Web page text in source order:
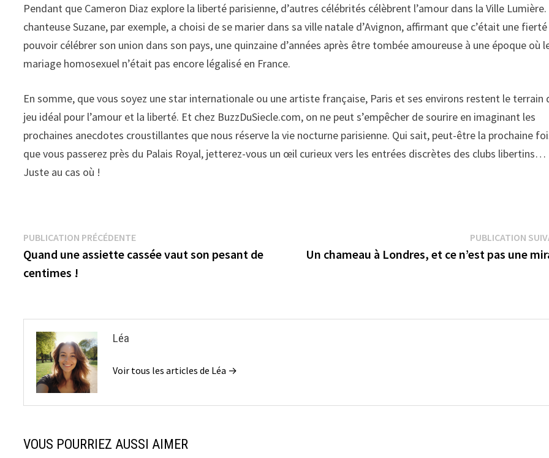
Pendant que Cameron Diaz explore la liberté parisienne, d’autres célébrités célèbrent l’amour dans la Ville Lumière.
chanteuse Suzane, par exemple, a choisi de se marier dans sa ville natale d’Avignon, affirmant que c’était une
pouvoir célébrer son union dans son pays, une quinzaine d’années après être tombée amoureuse à une époque où
mariage homosexuel n’était pas encore légalisé en France.
En somme, que vous soyez une star internationale ou une artiste française, Paris et ses environs restent le terrain
jeu idéal pour l’amour et la liberté. Et chez BuzzDuSiecle.com, on ne peut s’empêcher de sourire en imaginant les
prochaines anecdotes croustillantes que nous réserve la vie nocturne parisienne. Qui sait, peut-être la prochaine
que vous passerez près du Palais Royal, jetterez-vous un œil curieux vers les entrées discrètes des clubs libertins…
Juste au cas où !
Navigation
de
PUBLICATION PRÉCÉDENTEPublication
précédente :
Quand une assiette cassée vaut son pesant de
centimes !
PUBLICATION
Un chameau à Londres, et ce n’est pas une
Léa
Voir tous les articles de Léa →
VOUS POURRIEZ AUSSI AIMER